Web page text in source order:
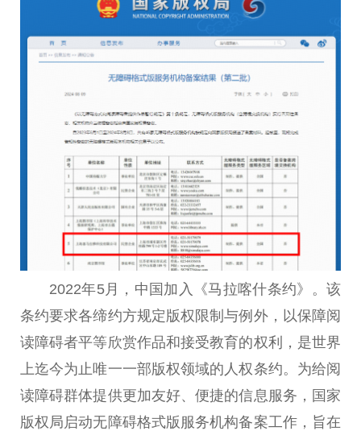
2022年5月，中国加入《马拉喀什条约》。该
条约要求各缔约方规定版权限制与例外，以保障阅
读障碍者平等欣赏作品和接受教育的权利，是世界
上迄今为止唯一一部版权领域的人权条约。为给阅
读障碍群体提供更加友好、便捷的信息服务，国家
版权局启动无障碍格式版服务机构备案工作，旨在